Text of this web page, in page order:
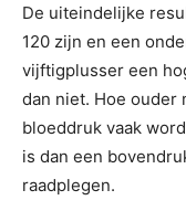
De uiteindelijke
120 zijn en een
vijftigplusser een
dan niet. Hoe ouder
bloeddruk vaak
is dan een
raadplegen.